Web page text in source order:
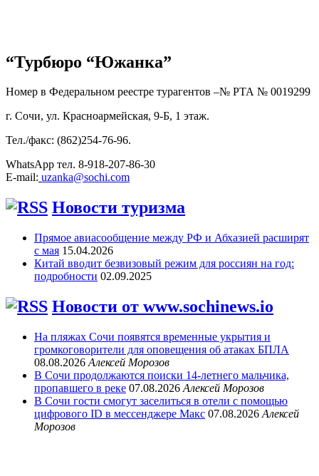
“Турбюро “Южанка”
Номер в Федеральном реестре турагентов –№ РТА № 0019299
г. Сочи, ул. Красноармейская, 9-Б, 1 этаж.
Тел./факс: (862)254-76-96.
WhatsApp тел. 8-918-207-86-30
E-mail: uzanka@sochi.com
Новости туризма
Прямое авиасообщение между РФ и Абхазией расширят
с мая 15.04.2026
Китай вводит безвизовый режим для россиян на год:
подробности 02.09.2025
Новости от www.sochinews.io
На пляжах Сочи появятся временные укрытия и
громкоговорители для оповещения об атаках БПЛА
08.08.2026 Алексей Морозов
В Сочи продолжаются поиски 14-летнего мальчика,
пропавшего в реке 07.08.2026 Алексей Морозов
В Сочи гости смогут заселиться в отели с помощью
цифрового ID в мессенджере Макс 07.08.2026 Алексей
Морозов